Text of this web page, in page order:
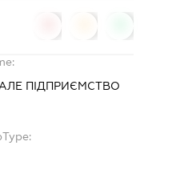
ПІДПРИЄМСТВО